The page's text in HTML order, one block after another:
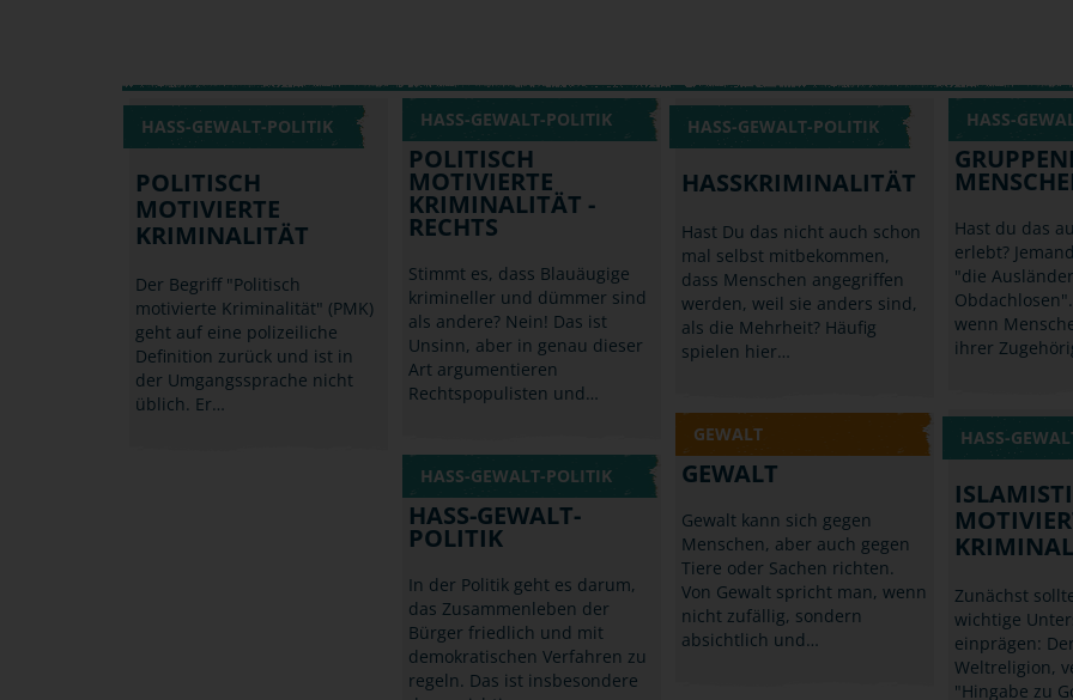
HASS-GEWALT-POLITIK
POLITISCH
MOTIVIERTE
KRIMINALITÄT
Der Begriff "Politisch
motivierte Kriminalität" (PMK)
geht auf eine polizeiliche
Definition zurück und ist in
der Umgangssprache nicht
üblich. Er…
HASS-GEWALT-POLITIK
POLITISCH
MOTIVIERTE
KRIMINALITÄT -
RECHTS
Stimmt es, dass Blauäugige
krimineller und dümmer sind
als andere? Nein! Das ist
Unsinn, aber in genau dieser
Art argumentieren
Rechtspopulisten und…
HASS-GEWALT-POLITIK
HASSKRIMINALITÄT
Hast Du das nicht auch schon
mal selbst mitbekommen,
dass Menschen angegriffen
werden, weil sie anders sind,
als die Mehrheit? Häufig
spielen hier…
HASS-
Hast du das
erlebt?
"die
wenn
ihrer
HASS-
Zunächst
wichtige
einprägen:
Weltreligion,
"Hingabe zu
GEWALT
GEWALT
Gewalt kann sich gegen
Menschen, aber auch gegen
Tiere oder Sachen richten.
Von Gewalt spricht man, wenn
nicht zufällig, sondern
absichtlich und…
HASS-GEWALT-POLITIK
HASS-GEWALT-
POLITIK
In der Politik geht es darum,
das Zusammenleben der
Bürger friedlich und mit
demokratischen Verfahren zu
regeln. Das ist insbesondere